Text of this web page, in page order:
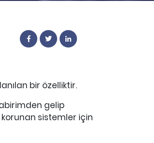
bir özelliktir.
gelip
sistemler için